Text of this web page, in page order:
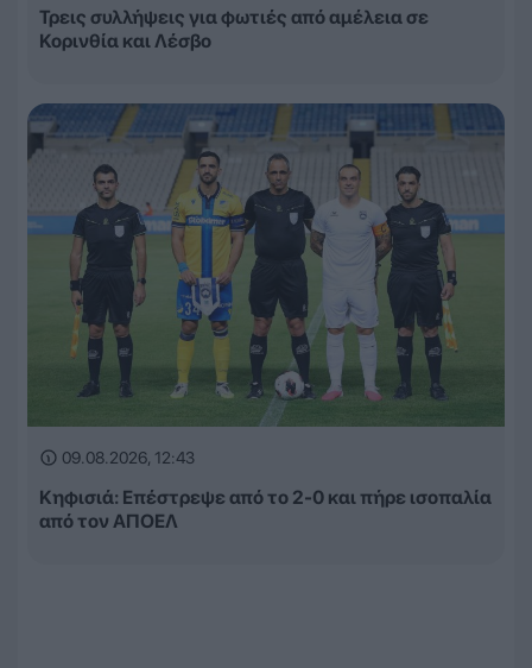
Τρεις συλλήψεις για φωτιές από αμέλεια σε
Κορινθία και Λέσβο
09.08.2026, 12:43
Κηφισιά: Επέστρεψε από το 2-0 και πήρε ισοπαλία
από τον ΑΠΟΕΛ